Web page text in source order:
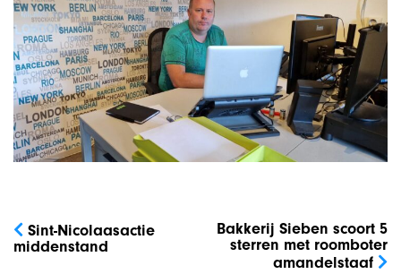
navigatie
Sint-Nicolaasactie
middenstand
Bakkerij Sieben scoort 5
sterren met roomboter
amandelstaaf